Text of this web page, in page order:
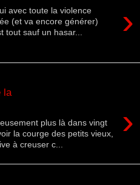
›
avec toute la violence
(et va encore générer)
tout sauf un hasar...
la
›
plus là dans vingt
la courge des petits vieux,
à creuser c...